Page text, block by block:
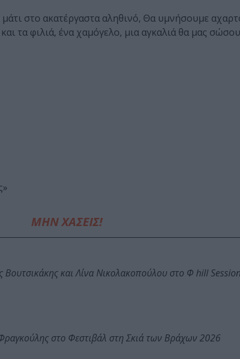
στο ακατέργαστα αληθινό, Θα υμνήσουμε
τα φιλιά, ένα χαμόγελο, μια αγκαλιά θα μας
ΜΗΝ ΧΑΣΕΙΣ!
και Λίνα Νικολακοπούλου στο Φ hill
στο Φεστιβάλ στη Σκιά των Βράχων 2026